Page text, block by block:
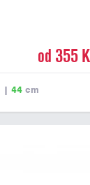
od 355
| 44cm